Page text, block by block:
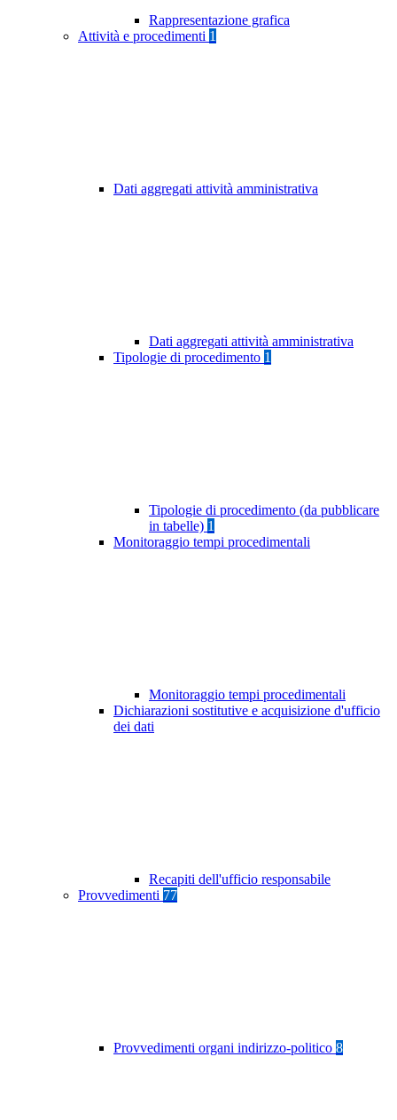
Rappresentazione grafica
Attività e procedimenti 1
Dati aggregati attività amministrativa
Dati aggregati attività amministrativa
Tipologie di procedimento 1
Tipologie di procedimento (da pubblicare
in tabelle) 1
Monitoraggio tempi procedimentali
Monitoraggio tempi procedimentali
Dichiarazioni sostitutive e acquisizione d'ufficio
dei dati
Recapiti dell'ufficio responsabile
Provvedimenti 77
Provvedimenti organi indirizzo-politico 8